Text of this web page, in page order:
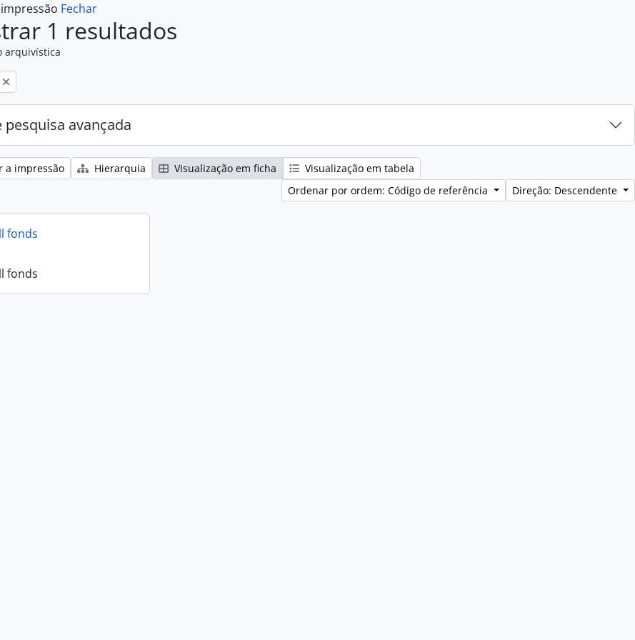
Fechar
1 resultados
arquivística
pesquisa avançada
a impressão Hierarquia Visualização em ficha
Visualização em tabela
Ordenar por ordem: Código de referência
Direção: Descendente
fonds
fonds